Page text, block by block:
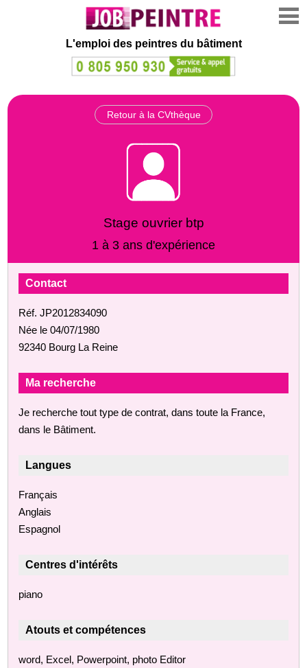
L'emploi des peintres du bâtiment
Retour à la CVthèque
Stage ouvrier btp
1 à 3 ans d'expérience
Contact
Réf. JP2012834090
Née le 04/07/1980
92340 Bourg La Reine
Ma recherche
Je recherche tout type de contrat, dans toute la France,
dans le Bâtiment.
Langues
Français
Anglais
Espagnol
Centres d'intérêts
piano
Atouts et compétences
word, Excel, Powerpoint, photo Editor